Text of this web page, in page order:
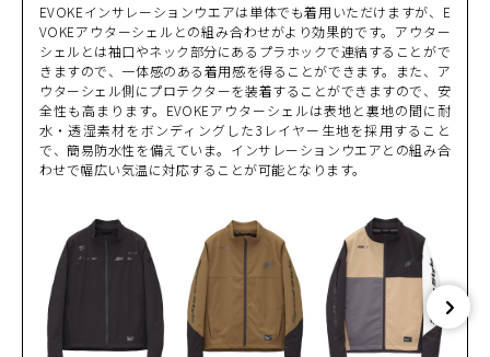
EVOKEインサレーションウエアは単体でも着用いただけますが、E
VOKEアウターシェルとの組み合わせがより効果的です。アウター
シェルとは袖口やネック部分にあるプラホックで連結することがで
きますので、一体感のある着用感を得ることができます。また、ア
ウターシェル側にプロテクターを装着することができますので、安
全性も高まります。EVOKEアウターシェルは表地と裏地の間に耐
水・透湿素材をボンディングした3レイヤー生地を採用すること
で、簡易防水性を備えていま。インサレーションウエアとの組み合
わせで幅広い気温に対応することが可能となります。